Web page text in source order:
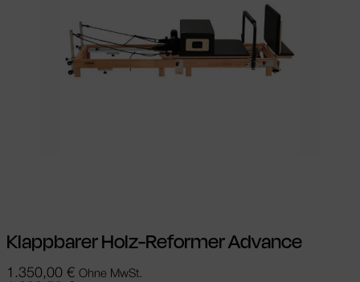
Klappbarer Holz-Reformer Advance
1.350,00 € Ohne MwSt.